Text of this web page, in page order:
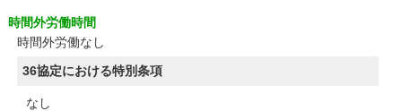
時間外労働時間
時間外労働なし
36協定における特別条項
なし